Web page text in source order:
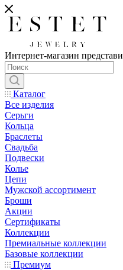
Интернет-магазин
Каталог
Все изделия
Серьги
Кольца
Браслеты
Свадьба
Подвески
Колье
Цепи
Мужской ассортимент
Броши
Акции
Сертификаты
Коллекции
Премиальные коллекции
Базовые коллекции
Премиум